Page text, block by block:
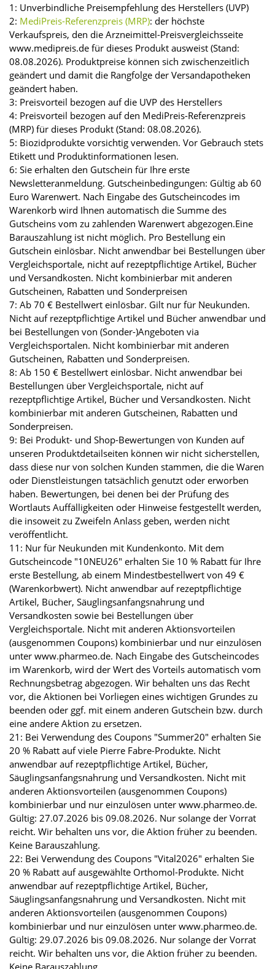
1: Unverbindliche Preisempfehlung des Herstellers (UVP)
2: MediPreis-Referenzpreis (MRP): der höchste
Verkaufspreis, den die Arzneimittel-Preisvergleichsseite
www.medipreis.de für dieses Produkt ausweist (Stand:
08.08.2026). Produktpreise können sich zwischenzeitlich
geändert und damit die Rangfolge der Versandapotheken
geändert haben.
3: Preisvorteil bezogen auf die UVP des Herstellers
4: Preisvorteil bezogen auf den MediPreis-Referenzpreis
(MRP) für dieses Produkt (Stand: 08.08.2026).
5: Biozidprodukte vorsichtig verwenden. Vor Gebrauch stets
Etikett und Produktinformationen lesen.
6: Sie erhalten den Gutschein für Ihre erste
Newsletteranmeldung. Gutscheinbedingungen: Gültig ab 60
Euro Warenwert. Nach Eingabe des Gutscheincodes im
Warenkorb wird Ihnen automatisch die Summe des
Gutscheins vom zu zahlenden Warenwert abgezogen.Eine
Barauszahlung ist nicht möglich. Pro Bestellung ein
Gutschein einlösbar. Nicht anwendbar bei Bestellungen über
Vergleichsportale, nicht auf rezeptpflichtige Artikel, Bücher
und Versandkosten. Nicht kombinierbar mit anderen
Gutscheinen, Rabatten und Sonderpreisen
7: Ab 70 € Bestellwert einlösbar. Gilt nur für Neukunden.
Nicht auf rezeptpflichtige Artikel und Bücher anwendbar und
bei Bestellungen von (Sonder-)Angeboten via
Vergleichsportalen. Nicht kombinierbar mit anderen
Gutscheinen, Rabatten und Sonderpreisen.
8: Ab 150 € Bestellwert einlösbar. Nicht anwendbar bei
Bestellungen über Vergleichsportale, nicht auf
rezeptpflichtige Artikel, Bücher und Versandkosten. Nicht
kombinierbar mit anderen Gutscheinen, Rabatten und
Sonderpreisen.
9: Bei Produkt- und Shop-Bewertungen von Kunden auf
unseren Produktdetailseiten können wir nicht sicherstellen,
dass diese nur von solchen Kunden stammen, die die Waren
oder Dienstleistungen tatsächlich genutzt oder erworben
haben. Bewertungen, bei denen bei der Prüfung des
Wortlauts Auffälligkeiten oder Hinweise festgestellt werden,
die insoweit zu Zweifeln Anlass geben, werden nicht
veröffentlicht.
11: Nur für Neukunden mit Kundenkonto. Mit dem
Gutscheincode "10NEU26" erhalten Sie 10 % Rabatt für Ihre
erste Bestellung, ab einem Mindestbestellwert von 49 €
(Warenkorbwert). Nicht anwendbar auf rezeptpflichtige
Artikel, Bücher, Säuglingsanfangsnahrung und
Versandkosten sowie bei Bestellungen über
Vergleichsportale. Nicht mit anderen Aktionsvorteilen
(ausgenommen Coupons) kombinierbar und nur einzulösen
unter www.pharmeo.de. Nach Eingabe des Gutscheincodes
im Warenkorb, wird der Wert des Vorteils automatisch vom
Rechnungsbetrag abgezogen. Wir behalten uns das Recht
vor, die Aktionen bei Vorliegen eines wichtigen Grundes zu
beenden oder ggf. mit einem anderen Gutschein bzw. durch
eine andere Aktion zu ersetzen.
21: Bei Verwendung des Coupons "Summer20" erhalten Sie
20 % Rabatt auf viele Pierre Fabre-Produkte. Nicht
anwendbar auf rezeptpflichtige Artikel, Bücher,
Säuglingsanfangsnahrung und Versandkosten. Nicht mit
anderen Aktionsvorteilen (ausgenommen Coupons)
kombinierbar und nur einzulösen unter www.pharmeo.de.
Gültig: 27.07.2026 bis 09.08.2026. Nur solange der Vorrat
reicht. Wir behalten uns vor, die Aktion früher zu beenden.
Keine Barauszahlung.
22: Bei Verwendung des Coupons "Vital2026" erhalten Sie
20 % Rabatt auf ausgewählte Orthomol-Produkte. Nicht
anwendbar auf rezeptpflichtige Artikel, Bücher,
Säuglingsanfangsnahrung und Versandkosten. Nicht mit
anderen Aktionsvorteilen (ausgenommen Coupons)
kombinierbar und nur einzulösen unter www.pharmeo.de.
Gültig: 29.07.2026 bis 09.08.2026. Nur solange der Vorrat
reicht. Wir behalten uns vor, die Aktion früher zu beenden.
Keine Barauszahlung.